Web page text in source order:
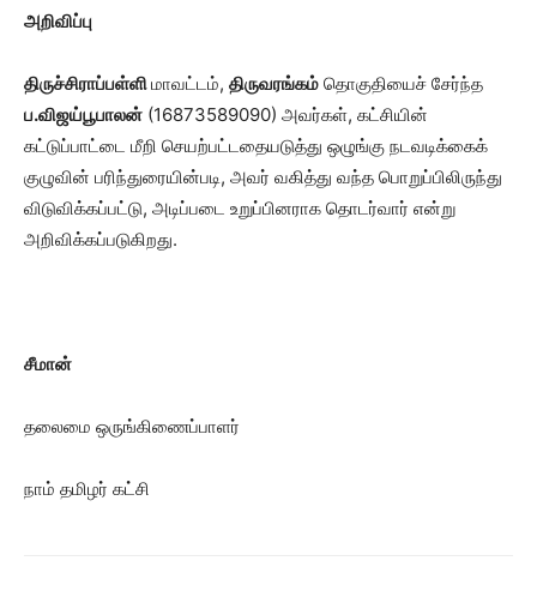
அறிவிப்பு
திருச்சிராப்பள்ளிமாவட்டம், திருவரங்கம் தொகுதியைச் சேர்ந்த
ப.விஜய்பூபாலன் (16873589090) அவர்கள், கட்சியின்
கட்டுப்பாட்டை மீறி செயற்பட்டதையடுத்து ஒழுங்கு நடவடிக்கைக்
குழுவின் பரிந்துரையின்படி, அவர் வகித்து வந்த பொறுப்பிலிருந்து
விடுவிக்கப்பட்டு, அடிப்படை உறுப்பினராக தொடர்வார் என்று
அறிவிக்கப்படுகிறது.
சீமான்
தலைமை ஒருங்கிணைப்பாளர்
நாம் தமிழர் கட்சி